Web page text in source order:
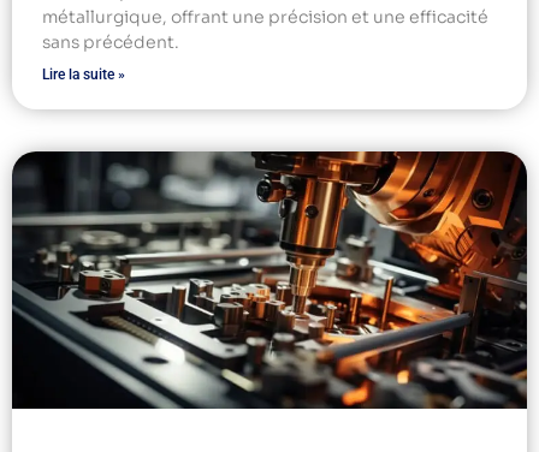
métallurgique, offrant une précision et une efficacité
sans précédent.
Lire la suite »